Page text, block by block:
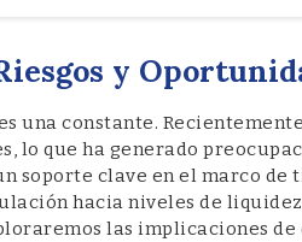
y
una constante.
lo que ha generado
soporte clave en el marco de
hacia niveles de
las implicaciones